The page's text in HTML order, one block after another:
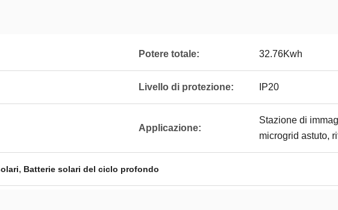
Potere totale: 32.76Kwh
Livello di protezione: IP20
Applicazione:
Stazione di
microgrid astuto,
, Batterie solari del ciclo profondo